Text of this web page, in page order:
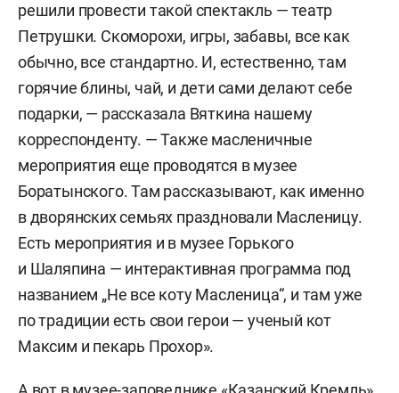
решили провести такой спектакль — театр
Петрушки. Скоморохи, игры, забавы, все как
обычно, все стандартно. И, естественно, там
горячие блины, чай, и дети сами делают себе
подарки, — рассказала Вяткина нашему
корреспонденту. — Также масленичные
мероприятия еще проводятся в музее
Боратынского. Там рассказывают, как именно
в дворянских семьях праздновали Масленицу.
Есть мероприятия и в музее Горького
и Шаляпина — интерактивная программа под
названием „Не все коту Масленица“, и там уже
по традиции есть свои герои — ученый кот
Максим и пекарь Прохор».